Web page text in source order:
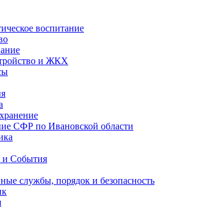
воспитание
и ЖКХ
СФР по Ивановской области
События
службы, порядок и безопасность